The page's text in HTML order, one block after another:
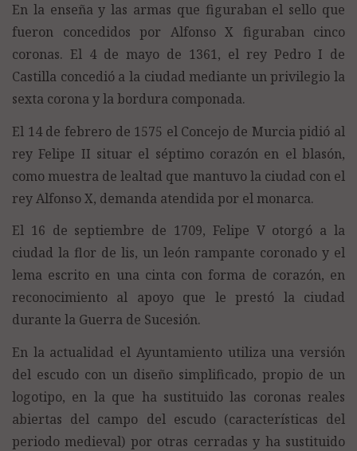
En la enseña y las armas que figuraban el sello que
fueron concedidos por Alfonso X figuraban cinco
coronas. El 4 de mayo de 1361, el rey Pedro I de
Castilla concedió a la ciudad mediante un privilegio la
sexta corona y la bordura componada.
El 14 de febrero de 1575 el Concejo de Murcia pidió al
rey Felipe II situar el séptimo corazón en el blasón,
como muestra de lealtad que mantuvo la ciudad con el
rey Alfonso X, demanda atendida por el monarca.
El 16 de septiembre de 1709, Felipe V otorgó a la
ciudad la flor de lis, un león rampante coronado y el
lema escrito en una cinta con forma de corazón, en
reconocimiento al apoyo que le prestó la ciudad
durante la Guerra de Sucesión.
En la actualidad el Ayuntamiento utiliza una versión
del escudo con un diseño simplificado, propio de un
logotipo, en la que ha sustituido las coronas reales
abiertas del campo del escudo (características del
periodo medieval) por otras cerradas y ha sustituido